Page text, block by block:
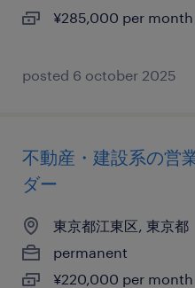
¥285,000 per month
posted 6 october 2025
不動産・建設系の営
ダー
東京都江東区, 東京都
permanent
¥220,000 per month